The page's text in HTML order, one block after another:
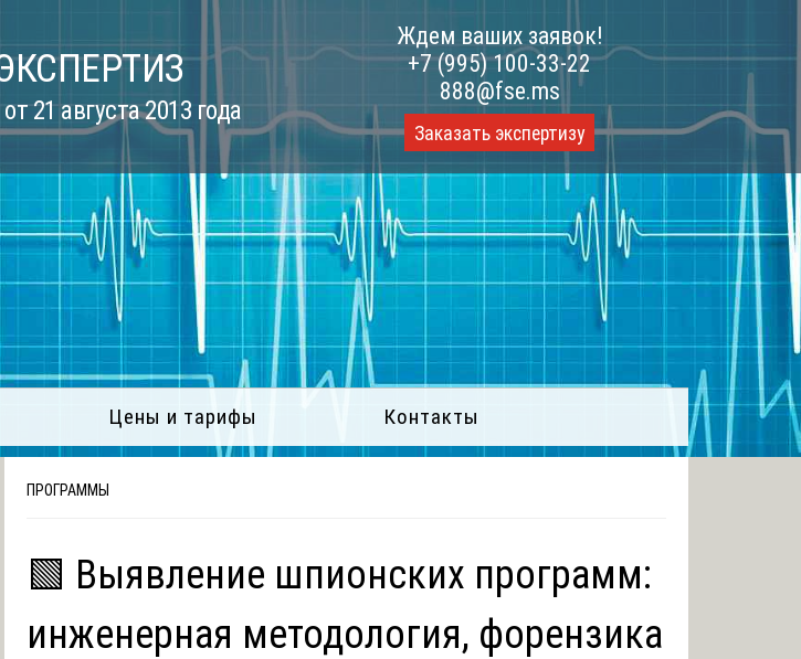
21 августа 2013 года
Ждем ваших заявок!
+7 (995) 100-33-22
888@fse.ms
Заказать экспертизу
Цены и тарифы Контакты
ПРОГРАММЫ
🟩 Выявление шпионских программ:
инженерная методология, форензика